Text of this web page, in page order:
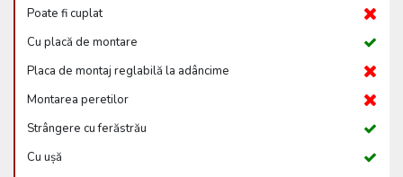
Poate fi cuplat
Cu placă de montare
Placa de montaj reglabilă la adâncime
Montarea peretilor
Strângere cu ferăstrău
Cu ușă